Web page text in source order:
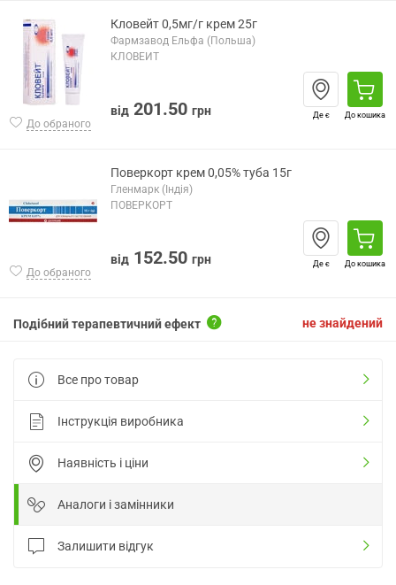
До обраного
Кловейт 0,5мг/г крем 25г
Фармзавод Ельфа (Польша)
КЛОВЕЙТ
від 201.50 грн Де є До кошика
До обраного
Поверкорт крем 0,05% туба 15г
Гленмарк (Індія)
ПОВЕРКОРТ
від 152.50 грн Де є До кошика
не знайдений
Подібний терапевтичний ефект
Все про товар
Інструкція виробника
Наявність і ціни
Аналоги і замінники
Залишити відгук